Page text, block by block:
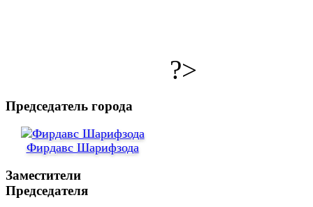
?>
Председатель города
Фирдавс Шарифзода
Заместители
Председателя